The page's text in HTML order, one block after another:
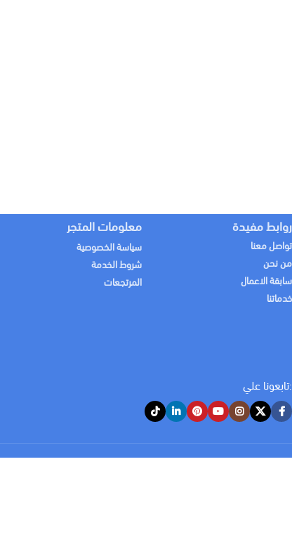
معلومات المتجر
سياسة الخصوصية
شروط الخدمة
المرتجعات
روابط مفيدة
تواصل معنا
من نحن
سابقة الاعمال
خدماتنا
:تابعونا علي